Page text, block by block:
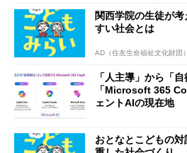
関西学院の生徒が
すい社会とは
AD（住友生命福祉文化財団）
「人主導」から「
「Microsoft 365
ェントAIの現在地
おとなとこどもの